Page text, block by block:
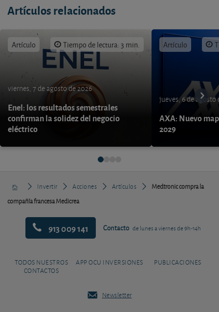
Artículos relacionados
Artículo Tiempo de lectura: 3 min.
viernes, 7 de agosto de 2026
Enel: los resultados semestrales
confirman la solidez del negocio
eléctrico
Artículo
jueves, 6 de agosto
AXA: Nuevo
2029
Invertir Acciones Artículos
Medtronic compra la
compañía francesa Medicrea
913 009 141 Contacto de lunes a viernes de 9h-14h
TODOS NUESTROS
CONTACTOS
APP OCU INVERSIONES PUBLICACIONES
Newsletter